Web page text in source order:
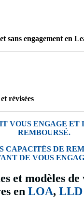
sans engagement en
révisées
VOUS ENGAGE ET
REMBOURSÉ.
CAPACITÉS DE
DE VOUS
et modèles de
en LOA, LLD